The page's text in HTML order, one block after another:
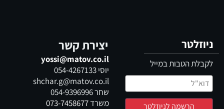
ניוזלטר
לקבלת הטבות במייל
יצירת קשר
yossi@matov.co.il
יוסי054-4267133
shchar.g@matov.co.il
שחר054-9396996
משרד073-7458677